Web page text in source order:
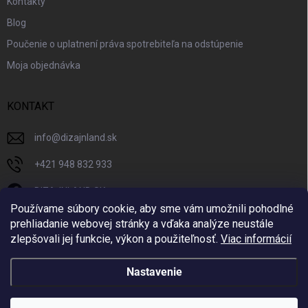
Používame súbory cookie, aby sme vám umožnili pohodlné
prehliadanie webovej stránky a vďaka analýze neustále
zlepšovali jej funkcie, výkon a použiteľnosť. Viac informácií
Nastavenie
Blog
Poučenie o uplatnení práva spotrebiteľa na odstúpenie
Moja objednávka
KONTAKT
info@dizajnland.sk
+421 948 832 933
DIZAJNLAND SK
dizajnland.sk/
@dizajnland